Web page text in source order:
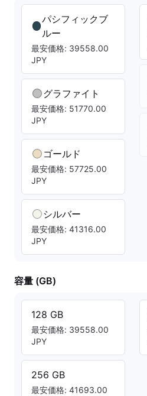
パシフィックブ
ルー
最安価格: 39558.00
JPY
グラファイト
最安価格: 51770.00
JPY
ゴールド
最安価格: 57725.00
JPY
シルバー
最安価格: 41316.00
JPY
容量 (GB)
128 GB
最安価格: 39558.00
JPY
256 GB
最安価格: 41693.00